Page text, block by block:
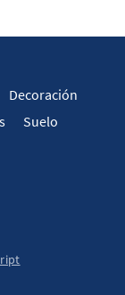
Decoración
Suelo